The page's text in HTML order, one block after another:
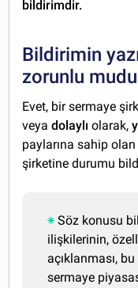
bildirimdir.
Bildirimin
zorunlu
Evet, bir sermaye
veyadolaylı olarak,
paylarına sahip
şirketine durumu
Söz konusu
ilişkilerinin,
açıklanması,
sermaye